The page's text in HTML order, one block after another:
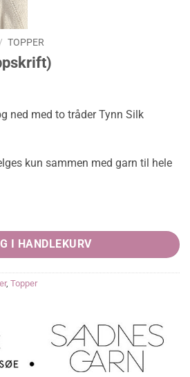
/ TOPPER
ned med to tråder Tynn Silk
kun sammen med garn til hele
I HANDLEKURV
, Topper